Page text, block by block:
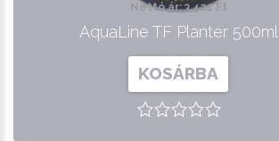
Nettó ár: 3,421 Ft
AquaLine TF Planter 500ml
KOSÁRBA